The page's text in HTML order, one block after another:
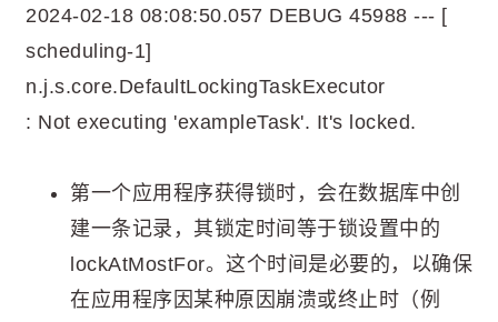
2024-02-18 08:08:50.057 DEBUG 45988 --- [
scheduling-1]
n.j.s.core.DefaultLockingTaskExecutor
: Not executing 'exampleTask'. It's locked.
第一个应用程序获得锁时，会在数据库中创
建一条记录，其锁定时间等于锁设置中的
lockAtMostFor。这个时间是必要的，以确保
在应用程序因某种原因崩溃或终止时（例